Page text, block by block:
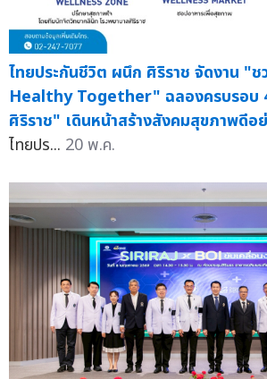
ไทยประกันชีวิต ผนึก ศิริราช จัดงาน "
Healthy Together" ฉลองครบรอบ
ศิริราช" เดินหน้าสร้างสังคมสุขภาพดีอ
ไทยปร... 20 พ.ค.